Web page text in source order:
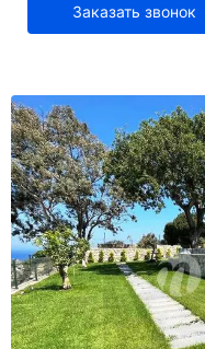
Заказать звонок